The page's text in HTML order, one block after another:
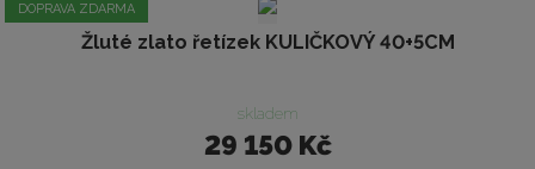
DOPRAVA ZDARMA
Žluté zlato řetízek KULIČKOVÝ 40+5CM
skladem
29 150 Kč